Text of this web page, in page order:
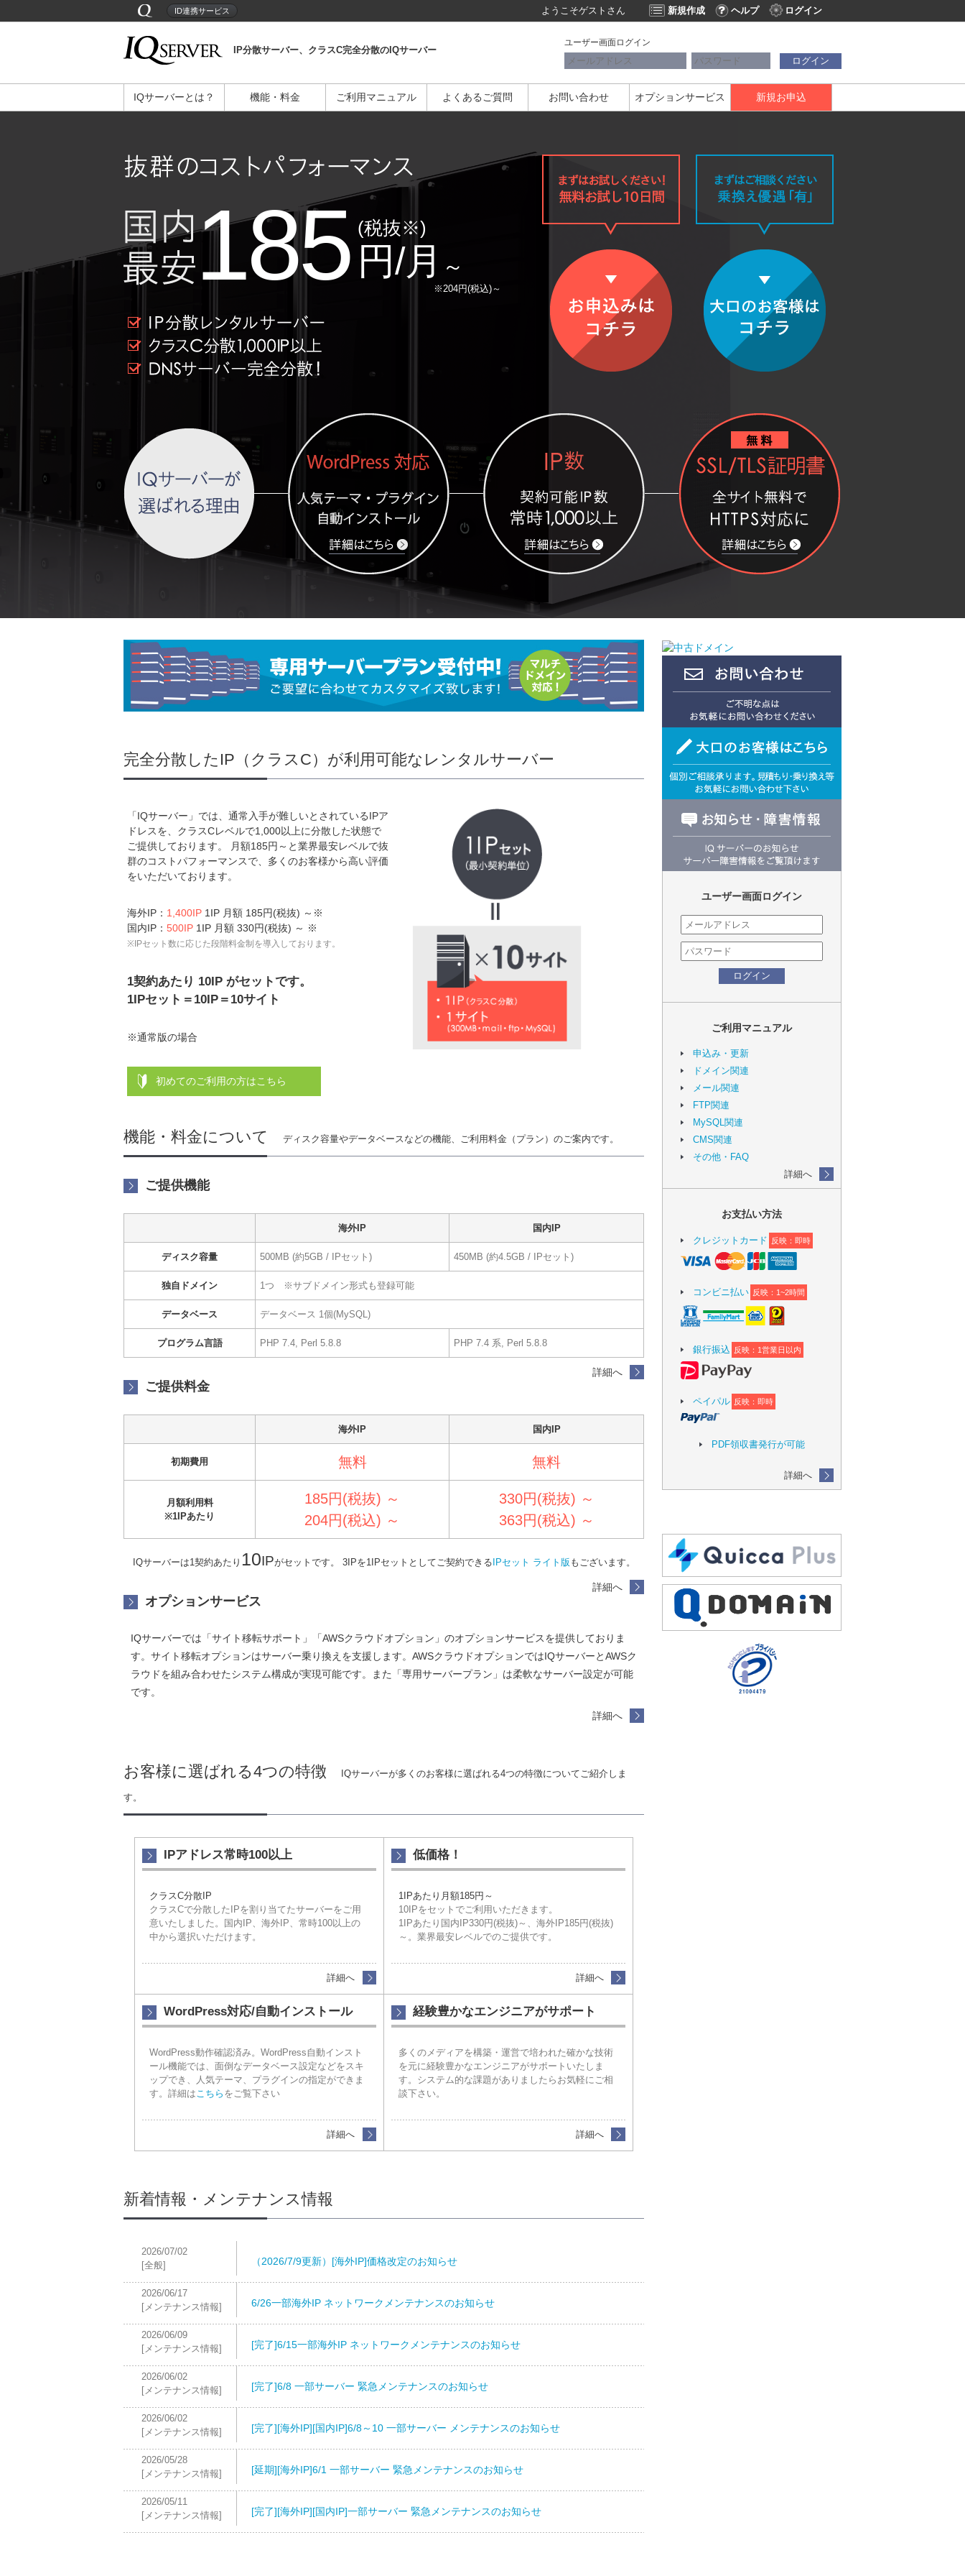
ID連携サービス ようこそゲスト さん 新規作成 ヘルプ ログイン
IP分散サーバー、クラスC完全分散のIQサーバー
ユーザー画面ログイン
ログイン
IQサーバーとは？ 機能・料金 ご利用マニュアル よくあるご質問 お問い合わせ オプションサービス 新規お申込
185 (税抜※)
円/月 ～
※204円(税込)～
完全分散したIP（クラスC）が利用可能なレンタルサーバー
「IQサーバー」では、通常入手が難しいとされているIPア
ドレスを、クラスCレベルで1,000以上に分散した状態で
ご提供しております。 月額185円～と業界最安レベルで抜
群のコストパフォーマンスで、多くのお客様から高い評価
をいただいております。
海外IP： 1,400IP 1IP 月額 185円(税抜) ～※
国内IP： 500IP 1IP 月額 330円(税抜) ～ ※
※IPセット数に応じた段階料金制を導入しております。
1契約あたり 10IP がセットです。
1IPセット＝10IP＝10サイト
※通常版の場合
初めてのご利用の方はこちら
機能・料金について ディスク容量やデータベースなどの機能、ご利用料金（プラン）のご案内です。
ご提供機能
海外IP 国内IP
ディスク容量 500MB (約5GB / IPセット) 450MB (約4.5GB / IPセット)
独自ドメイン 1つ ※サブドメイン形式も登録可能
データベース データベース 1個(MySQL)
プログラム言語 PHP 7.4, Perl 5.8.8 PHP 7.4 系, Perl 5.8.8
詳細へ
ご提供料金
海外IP 国内IP
初期費用 無料 無料
月額利用料
※1IPあたり
185円(税抜) ～
204円(税込) ～
330円(税抜) ～
363円(税込) ～
IQサーバーは1契約あたり 10IPがセットです。 3IPを1IPセットとしてご契約できる IPセット ライト版 もございます。
詳細へ
オプションサービス
IQサーバーでは「サイト移転サポート」「AWSクラウドオプション」のオプションサービスを提供しておりま
す。サイト移転オプションはサーバー乗り換えを支援します。AWSクラウドオプションではIQサーバーとAWSク
ラウドを組み合わせたシステム構成が実現可能です。また「専用サーバープラン」は柔軟なサーバー設定が可能
です。
詳細へ
お客様に選ばれる4つの特徴 IQサーバーが多くのお客様に選ばれる4つの特徴についてご紹介しま
す。
IPアドレス常時100以上
クラスC分散IP
クラスCで分散したIPを割り当てたサーバーをご用
意いたしました。国内IP、海外IP、常時100以上の
中から選択いただけます。
詳細へ
低価格！
1IPあたり月額185円～
10IPをセットでご利用いただきます。
1IPあたり国内IP330円(税抜)～、海外IP185円(税抜)
～。業界最安レベルでのご提供です。
詳細へ
WordPress対応/自動インストール
WordPress動作確認済み。WordPress自動インスト
ール機能では、面倒なデータベース設定などをスキ
ップでき、人気テーマ、プラグインの指定ができま
す。詳細はこちら をご覧下さい
詳細へ
経験豊かなエンジニアがサポート
多くのメディアを構築・運営で培われた確かな技術
を元に経験豊かなエンジニアがサポートいたしま
す。システム的な課題がありましたらお気軽にご相
談下さい。
詳細へ
新着情報・メンテナンス情報
2026/07/02
[全般]
（2026/7/9更新）[海外IP]価格改定のお知らせ
2026/06/17
[メンテナンス情報]
6/26一部海外IP ネットワークメンテナンスのお知らせ
2026/06/09
[メンテナンス情報]
[完了]6/15一部海外IP ネットワークメンテナンスのお知らせ
2026/06/02
[メンテナンス情報]
[完了]6/8 一部サーバー 緊急メンテナンスのお知らせ
2026/06/02
[メンテナンス情報]
[完了][海外IP][国内IP]6/8～10 一部サーバー メンテナンスのお知らせ
2026/05/28
[メンテナンス情報]
[延期][海外IP]6/1 一部サーバー 緊急メンテナンスのお知らせ
2026/05/11
[メンテナンス情報]
[完了][海外IP][国内IP]一部サーバー 緊急メンテナンスのお知らせ
ユーザー画面ログイン
ログイン
ご利用マニュアル
申込み・更新
ドメイン関連
メール関連
FTP関連
MySQL関連
CMS関連
その他・FAQ
詳細へ
お支払い方法
クレジットカード 反映：即時
コンビニ払い 反映：1~2時間
銀行振込 反映：1営業日以内
ペイパル 反映：即時
PDF領収書発行が可能
詳細へ